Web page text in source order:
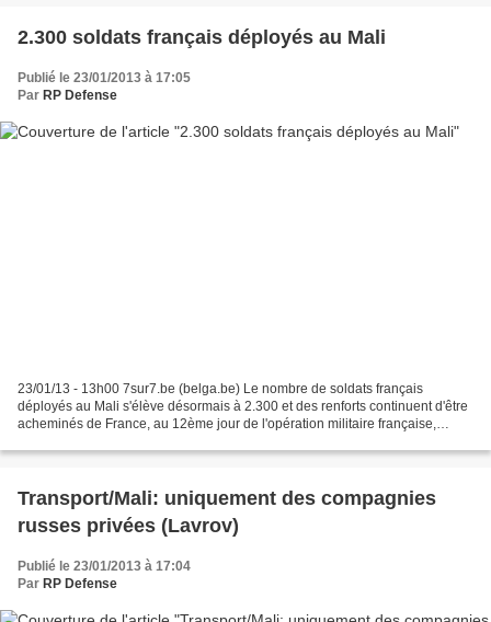
2.300 soldats français déployés au Mali
Publié le 23/01/2013 à 17:05
Par RP Defense
23/01/13 - 13h00 7sur7.be (belga.be) Le nombre de soldats français
déployés au Mali s'élève désormais à 2.300 et des renforts continuent d'être
acheminés de France, au 12ème jour de l'opération militaire française,
Transport/Mali: uniquement des compagnies
russes privées (Lavrov)
Publié le 23/01/2013 à 17:04
Par RP Defense